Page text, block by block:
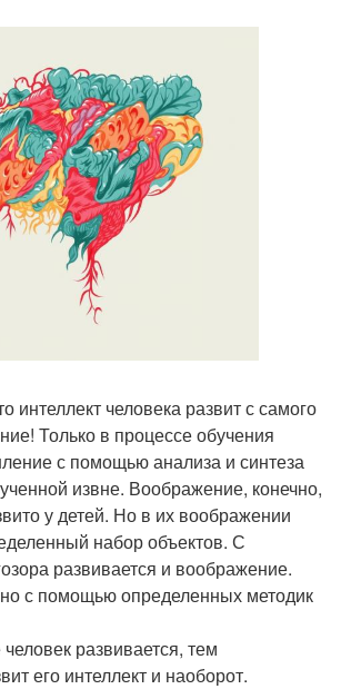
интеллект человека развит с самого
Только в процессе обучения
с помощью анализа и синтеза
извне. Воображение, конечно,
у детей. Но в их воображении
набор объектов. С
развивается и воображение.
с помощью определенных методик
развивается, тем
его интеллект и наоборот.